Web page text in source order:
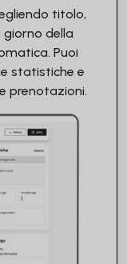
titolo,
della
Puoi
statistiche e
prenotazioni.